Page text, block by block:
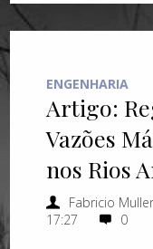
ENGENHARIA
Artigo:
Vazões
nos Rios
Fabricio Muller
17:27
0